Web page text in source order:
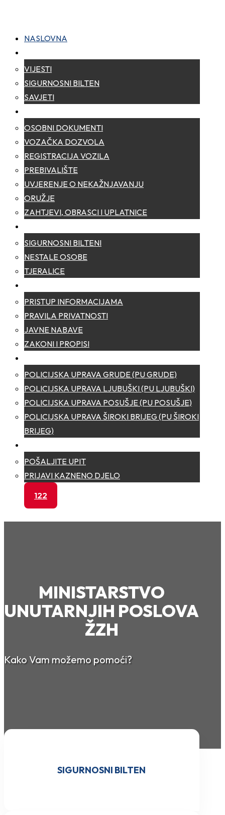
NASLOVNA
VIJESTI
SIGURNOSNI BILTEN
SAVJETI
OSOBNI DOKUMENTI
VOZAČKA DOZVOLA
REGISTRACIJA VOZILA
PREBIVALIŠTE
UVJERENJE O NEKAŽNJAVANJU
ORUŽJE
ZAHTJEVI, OBRASCI I UPLATNICE
SIGURNOSNI BILTENI
NESTALE OSOBE
TJERALICE
PRISTUP INFORMACIJAMA
PRAVILA PRIVATNOSTI
JAVNE NABAVE
ZAKONI I PROPISI
POLICIJSKA UPRAVA GRUDE (PU GRUDE)
POLICIJSKA UPRAVA LJUBUŠKI (PU LJUBUŠKI)
POLICIJSKA UPRAVA POSUŠJE (PU POSUŠJE)
POLICIJSKA UPRAVA ŠIROKI BRIJEG (PU ŠIROKI
BRIJEG)
POŠALJITE UPIT
PRIJAVI KAZNENO DJELO
122
MINISTARSTVO
UNUTARNJIH POSLOVA
ŽZH
Kako Vam možemo pomoći?
SIGURNOSNI BILTEN